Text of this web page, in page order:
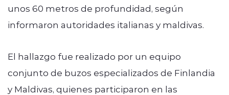
unos 60 metros de profundidad, según
informaron autoridades italianas y maldivas.
El hallazgo fue realizado por un equipo
conjunto de buzos especializados de Finlandia
y Maldivas, quienes participaron en las